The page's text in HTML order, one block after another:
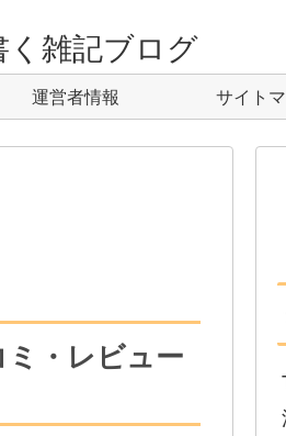
雑記ブログ
運営者情報 サイト
・レビュー